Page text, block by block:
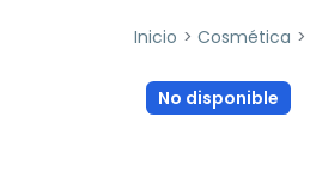
Inicio Cosmética
No disponible